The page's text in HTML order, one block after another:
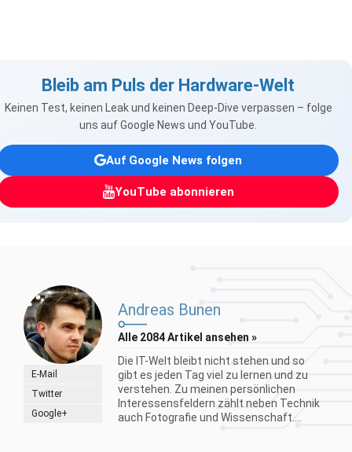
Bleib am Puls der Hardware-Welt
Keinen Test, keinen Leak und keinen Deep-Dive verpassen – folge
uns auf Google News und YouTube.
Auf Google News folgen
YouTube abonnieren
E-Mail
Twitter
Google+
Andreas Bunen
Alle 2084 Artikel ansehen »
Die IT-Welt bleibt nicht stehen und so
gibt es jeden Tag viel zu lernen und zu
verstehen. Zu meinen persönlichen
Interessensfeldern zählt neben Technik
auch Fotografie und Wissenschaft....